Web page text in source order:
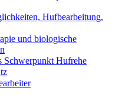
Hufbearbeitung,
und biologische
Hufrehe